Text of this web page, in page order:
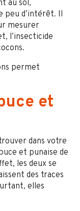
au sol,
peu d’intérêt. Il
mesurer
l’insecticide
permet
et
dans votre
et punaise de
les deux se
des traces
elles